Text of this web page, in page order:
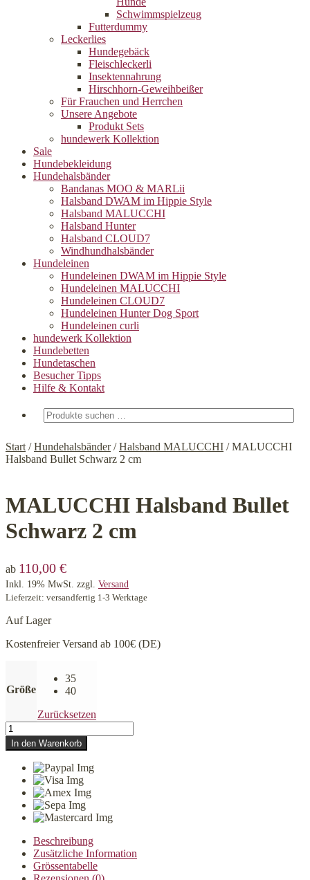
Schwimmspielzeug
Futterdummy
Leckerlies
Hundegebäck
Fleischleckerli
Insektennahrung
Hirschhorn-Geweihbeißer
Für Frauchen und Herrchen
Unsere Angebote
Produkt Sets
hundewerk Kollektion
Sale
Hundebekleidung
Hundehalsbänder
Bandanas MOO & MARLii
Halsband DWAM im Hippie Style
Halsband MALUCCHI
Halsband Hunter
Halsband CLOUD7
Windhundhalsbänder
Hundeleinen
Hundeleinen DWAM im Hippie Style
Hundeleinen MALUCCHI
Hundeleinen CLOUD7
Hundeleinen Hunter Dog Sport
Hundeleinen curli
hundewerk Kollektion
Hundebetten
Hundetaschen
Besucher Tipps
Hilfe & Kontakt
Suchen
nach:
Start /Hundehalsbänder/Halsband MALUCCHI /MALUCCHI
Halsband Bullet Schwarz 2 cm
MALUCCHI Halsband Bullet
Schwarz 2 cm
ab 110,00 €
Inkl. 19% MwSt. zzgl. Versand
Lieferzeit: versandfertig 1-3 Werktage
Auf Lager
Kostenfreier Versand ab 100€ (DE)
Größe
35
40
Zurücksetzen
MALUCCHI
Halsband
Bullet
Schwarz
Menge
In den Warenkorb
Beschreibung
Zusätzliche Information
Grössentabelle